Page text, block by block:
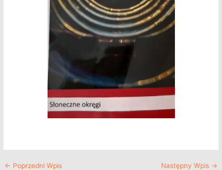
← Poprzedni Wpis Następny Wpis →